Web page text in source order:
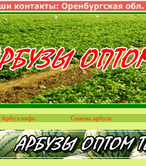
Арбуз-инфо Семена арбуза